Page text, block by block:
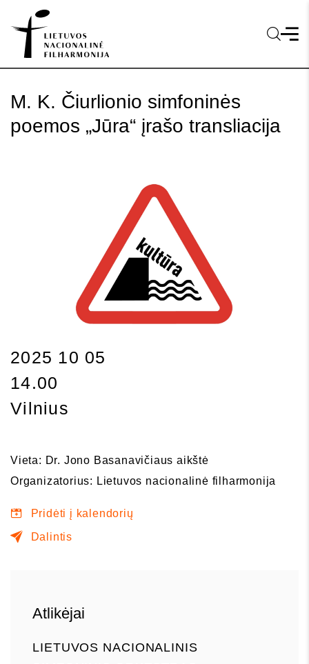
M. K. Čiurlionio simfoninės
poemos „Jūra“ įrašo transliacija
2025 10 05
14.00
Vilnius
Vieta: Dr. Jono Basanavičiaus aikštė
Organizatorius: Lietuvos nacionalinė filharmonija
Pridėti į kalendorių
Dalintis
Atlikėjai
LIETUVOS NACIONALINIS